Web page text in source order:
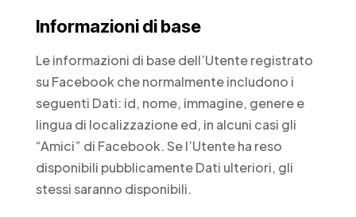
Informazioni di base
Le informazioni di base dell’Utente registrato
su Facebook che normalmente includono i
seguenti Dati: id, nome, immagine, genere e
lingua di localizzazione ed, in alcuni casi gli
“Amici” di Facebook. Se l’Utente ha reso
disponibili pubblicamente Dati ulteriori, gli
stessi saranno disponibili.